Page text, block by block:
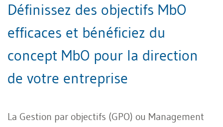
Définissez des objectifs MbO
efficaces et bénéficiez du
concept MbO pour la direction
de votre entreprise
La Gestion par objectifs (GPO) ou Management